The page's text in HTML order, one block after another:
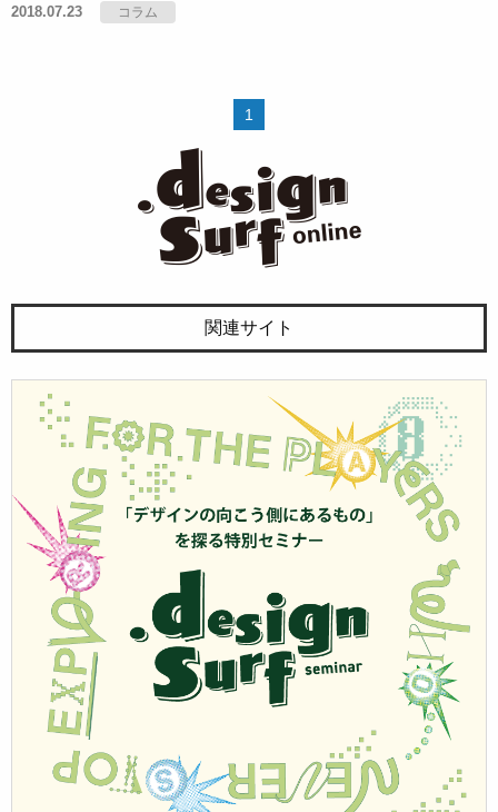
2018.07.23 コラム
1
関連サイト